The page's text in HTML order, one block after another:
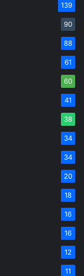
139
90
88
61
60
41
38
34
34
20
18
16
16
12
11